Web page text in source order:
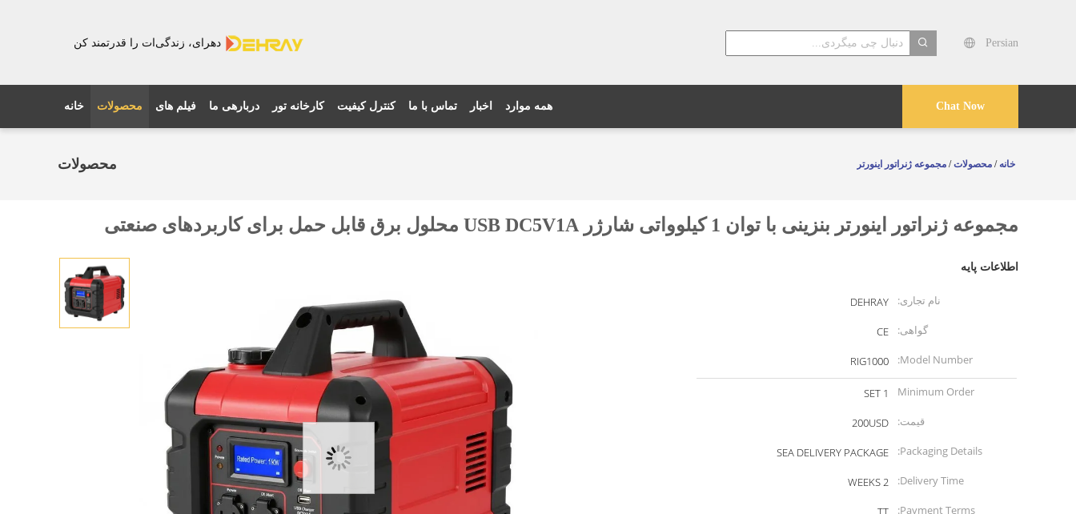
دهرای، زندگی‌ات را قدرتمند کن
Persian
Chat Now خانه محصولات فیلم های دربارهی ما کارخانه تور کنترل کیفیت تماس با ما اخبار همه موارد
محصولات خانه / محصولات/ مجموعه ژنراتور اینورتر
مجموعه ژنراتور اینورتر بنزینی با توان 1 کیلوواتی شارژر USB DC5V1A محلول برق قابل حمل برای کاربردهای صنعتی
اطلاعات پایه
نام تجاری:
DEHRAY
گواهی:
CE
Model Number:
RIG1000
Minimum Order
Quantity:
1 SET
قیمت:
200USD
Packaging Details:
SEA DELIVERY PACKAGE
Delivery Time:
2 WEEKS
Payment Terms: